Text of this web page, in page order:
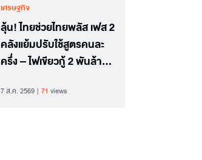
เศรษฐกิจ
ลุ้น! ไทยช่วยไทยพลัส เฟส 2
คลังแย้มปรับใช้สูตรคนละ
ครึ่ง – ไฟเขียวกู้ 2 พันล้าน
7 ส.ค. 2569 71 views